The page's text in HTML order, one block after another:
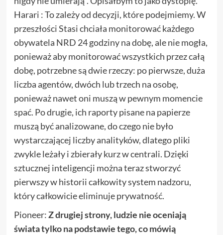
Harari : To zależy od decyzji, które podejmiemy. W
przeszłości Stasi chciała monitorować każdego
obywatela NRD 24 godziny na dobę, ale nie mogła,
ponieważ aby monitorować wszystkich przez całą
dobę, potrzebne są dwie rzeczy: po pierwsze, duża
liczba agentów, dwóch lub trzech na osobę,
ponieważ nawet oni muszą w pewnym momencie
spać. Po drugie, ich raporty pisane na papierze
muszą być analizowane, do czego nie było
wystarczającej liczby analityków, dlatego pliki
zwykle leżały i zbierały kurz w centrali. Dzięki
sztucznej inteligencji można teraz stworzyć
pierwszy w historii całkowity system nadzoru,
który całkowicie eliminuje prywatność.
Pioneer:Z drugiej strony, ludzie nie oceniają
świata tylko na podstawie tego, co mówią